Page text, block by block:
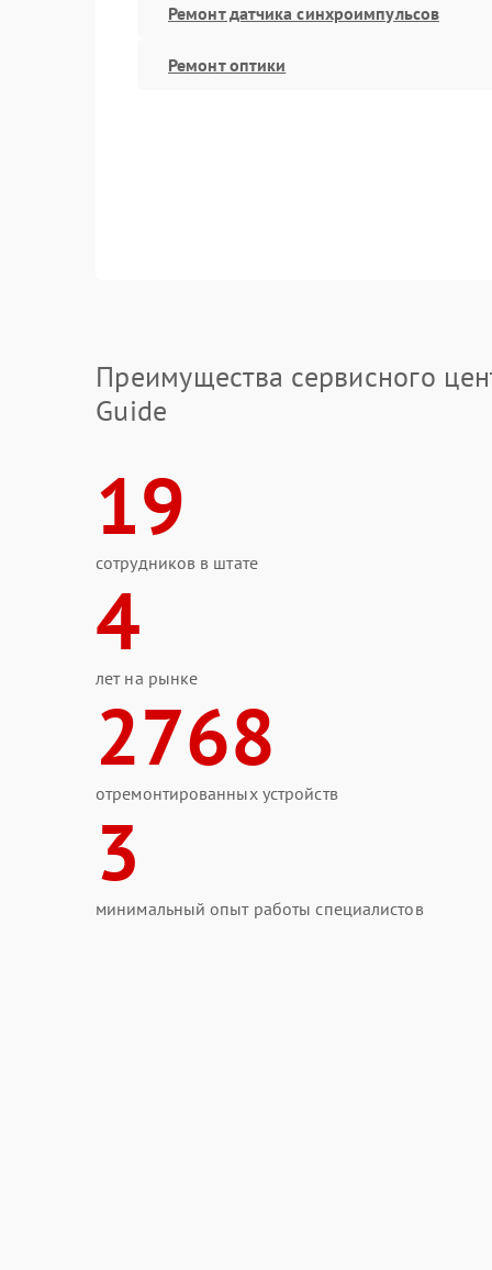
Ремонт датчика синхроимпульсов
Ремонт оптики
Преимущества сервисного
Guide
19
сотрудников в штате
4
лет на рынке
2768
отремонтированных устройств
3
минимальный опыт работы специалистов